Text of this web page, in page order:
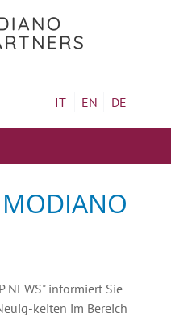
IT EN DE
NEWS" informiert Sie
keiten im Bereich